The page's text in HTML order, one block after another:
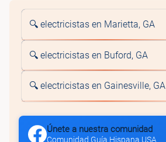
🔍 electricistas en Marietta, GA
🔍 electricistas en Buford, GA
🔍 electricistas en Gainesville, GA
Únete a nuestra comunidad
Comunidad Guía Hispana USA